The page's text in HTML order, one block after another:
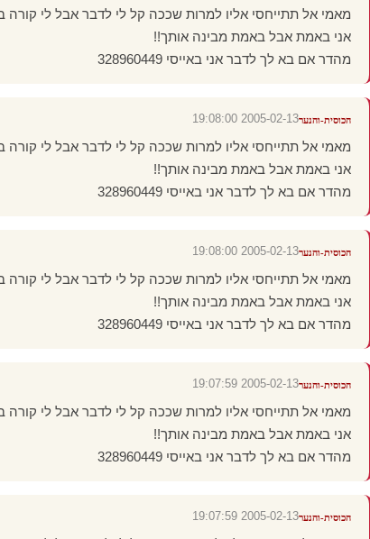
מאמי אל תתייחסי אליו למרות שככה קל לי לדבר אבל לי קורה
אני באמת אבל באמת מבינה אותך!!
מהדר אם בא לך לדבר אני באייסי 328960449
הכוסית-והנער2005-02-13 19:08:00
מאמי אל תתייחסי אליו למרות שככה קל לי לדבר אבל לי קורה
אני באמת אבל באמת מבינה אותך!!
מהדר אם בא לך לדבר אני באייסי 328960449
הכוסית-והנער2005-02-13 19:08:00
מאמי אל תתייחסי אליו למרות שככה קל לי לדבר אבל לי קורה
אני באמת אבל באמת מבינה אותך!!
מהדר אם בא לך לדבר אני באייסי 328960449
הכוסית-והנער2005-02-13 19:07:59
מאמי אל תתייחסי אליו למרות שככה קל לי לדבר אבל לי קורה
אני באמת אבל באמת מבינה אותך!!
מהדר אם בא לך לדבר אני באייסי 328960449
הכוסית-והנער2005-02-13 19:07:59